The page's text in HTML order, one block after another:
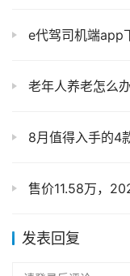
e代驾司机端app下
老年人养老怎么
8月值得入手的4款千
售价11.58万，
发表回复